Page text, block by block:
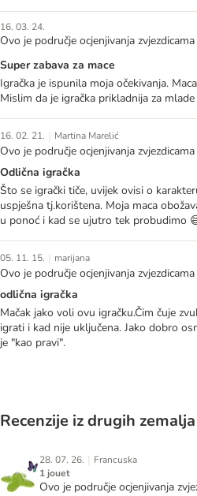
16. 03. 24.
Ovo je područje ocjenjivanja
Super zabava za mace
Igračka je ispunila moja očekivanja.
Mislim da je igračka prikladnija za mlade
16. 02. 21. | Martina Marelić
Ovo je područje ocjenjivanja
Odlična igračka
Što se igrački tiče, uvijek ovisi o
uspješna tj.korištena. Moja maca
u ponoć i kad se ujutro tek probudimo
05. 11. 15. | marijana
Ovo je područje ocjenjivanja
odlična igračka
Mačak jako voli ovu igračku.Čim čuje
igrati i kad nije uključena. Jako dobro
je "kao pravi".
Recenzije iz drugih zemalja
28. 07. 26. | Francuska
1 jouet
Ovo je područje ocjenjivanja